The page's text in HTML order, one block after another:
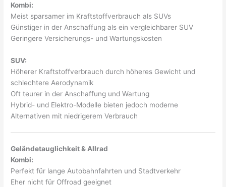
Kombi:
Meist sparsamer im Kraftstoffverbrauch als SUVs
Günstiger in der Anschaffung als ein vergleichbarer SUV
Geringere Versicherungs- und Wartungskosten
SUV:
Höherer Kraftstoffverbrauch durch höheres Gewicht und
schlechtere Aerodynamik
Oft teurer in der Anschaffung und Wartung
Hybrid- und Elektro-Modelle bieten jedoch moderne
Alternativen mit niedrigerem Verbrauch
Geländetauglichkeit & Allrad
Kombi:
Perfekt für lange Autobahnfahrten und Stadtverkehr
Eher nicht für Offroad geeignet